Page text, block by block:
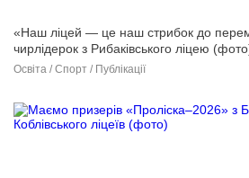
«Наш ліцей — це наш стрибок до
чирлідерок з Рибаківського ліцею
Освіта / Спорт / Публікації